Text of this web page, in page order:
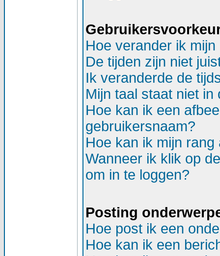
Hoe verander ik
De tijden zijn niet
Ik veranderde de
Mijn taal staat niet in
Hoe kan ik een
gebruikersnaam?
Hoe kan ik mijn rang
Wanneer ik klik op
om in te loggen?
Posting
Hoe post ik een
Hoe kan ik een